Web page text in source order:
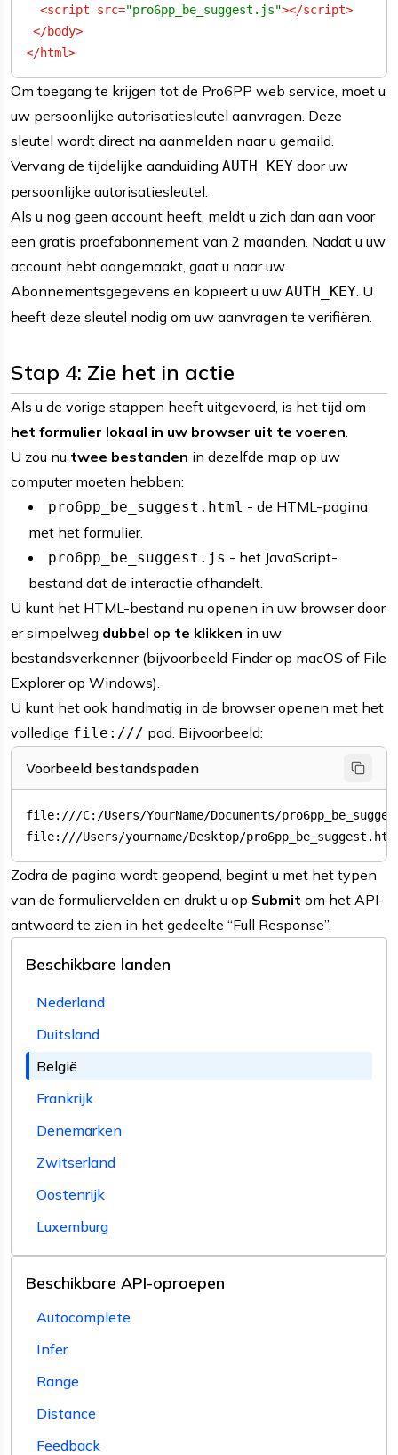
<script src="pro6pp_be_suggest.js"></script>
</body>
</html>
Om toegang te krijgen tot de Pro6PP web service, moet u
uw persoonlijke autorisatiesleutel aanvragen. Deze
sleutel wordt direct na aanmelden naar u gemaild.
Vervang de tijdelijke aanduiding AUTH_KEY door uw
persoonlijke autorisatiesleutel.
Als u nog geen account heeft, meldt u zich dan aan voor
een gratis proefabonnement van 2 maanden. Nadat u uw
account hebt aangemaakt, gaat u naar uw
Abonnementsgegevens en kopieert u uw AUTH_KEY . U
heeft deze sleutel nodig om uw aanvragen te verifiëren.
Stap 4: Zie het in actie
Als u de vorige stappen heeft uitgevoerd, is het tijd om
het formulier lokaal in uw browser uit te voeren
U zou nu twee bestanden in dezelfde map op uw
computer moeten hebben:
pro6pp_be_suggest.html - de HTML-pagina
met het formulier.
pro6pp_be_suggest.js - het JavaScript-
bestand dat de interactie afhandelt.
U kunt het HTML-bestand nu openen in uw browser door
er simpelweg dubbel op te klikken in uw
bestandsverkenner (bijvoorbeeld Finder op macOS of File
Explorer op Windows).
U kunt het ook handmatig in de browser openen met het
volledige file:/// pad. Bijvoorbeeld:
Voorbeeld bestandspaden
file:///Users/yourname/Desktop/
Zodra de pagina wordt geopend, begint u met het typen
van de formuliervelden en drukt u op Submit om het API-
antwoord te zien in het gedeelte “Full Response”.
Beschikbare landen
Nederland
Duitsland
België
Frankrijk
Denemarken
Zwitserland
Oostenrijk
Luxemburg
Beschikbare API-oproepen
Autocomplete
Infer
Range
Distance
Feedback